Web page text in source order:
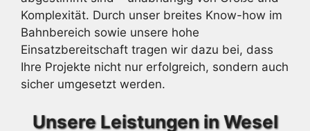
Komplexität. Durch unser breites Know-how im
Bahnbereich sowie unsere hohe
Einsatzbereitschaft tragen wir dazu bei, dass
Ihre Projekte nicht nur erfolgreich, sondern auch
sicher umgesetzt werden.
Unsere Leistungen in Wesel